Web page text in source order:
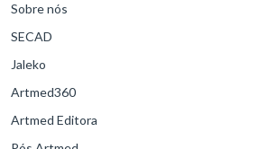
Sobre nós
SECAD
Jaleko
Artmed360
Artmed Editora